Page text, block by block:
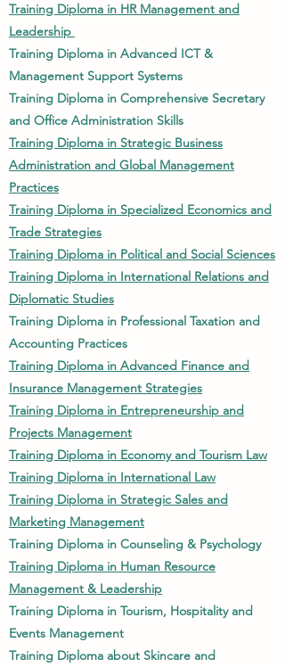
Training Diploma in HR Management and
Leadership
Training Diploma in Advanced ICT &
Management Support Systems
Training Diploma in Comprehensive Secretary
and Office Administration Skills
Training Diploma in Strategic Business
Administration and Global Management
Practices
Training Diploma in Specialized Economics and
Trade Strategies
Training Diploma in Political and Social Sciences
Training Diploma in International Relations and
Diplomatic Studies
Training Diploma in Professional Taxation and
Accounting Practices
Training Diploma in Advanced Finance and
Insurance Management Strategies
Training Diploma in Entrepreneurship and
Projects Management
Training Diploma in Economy and Tourism Law
Training Diploma in International Law
Training Diploma in Strategic Sales and
Marketing Management
Training Diploma in Counseling & Psychology
Training Diploma in Human Resource
Management & Leadership
Training Diploma in Tourism, Hospitality and
Events Management
Training Diploma about Skincare and